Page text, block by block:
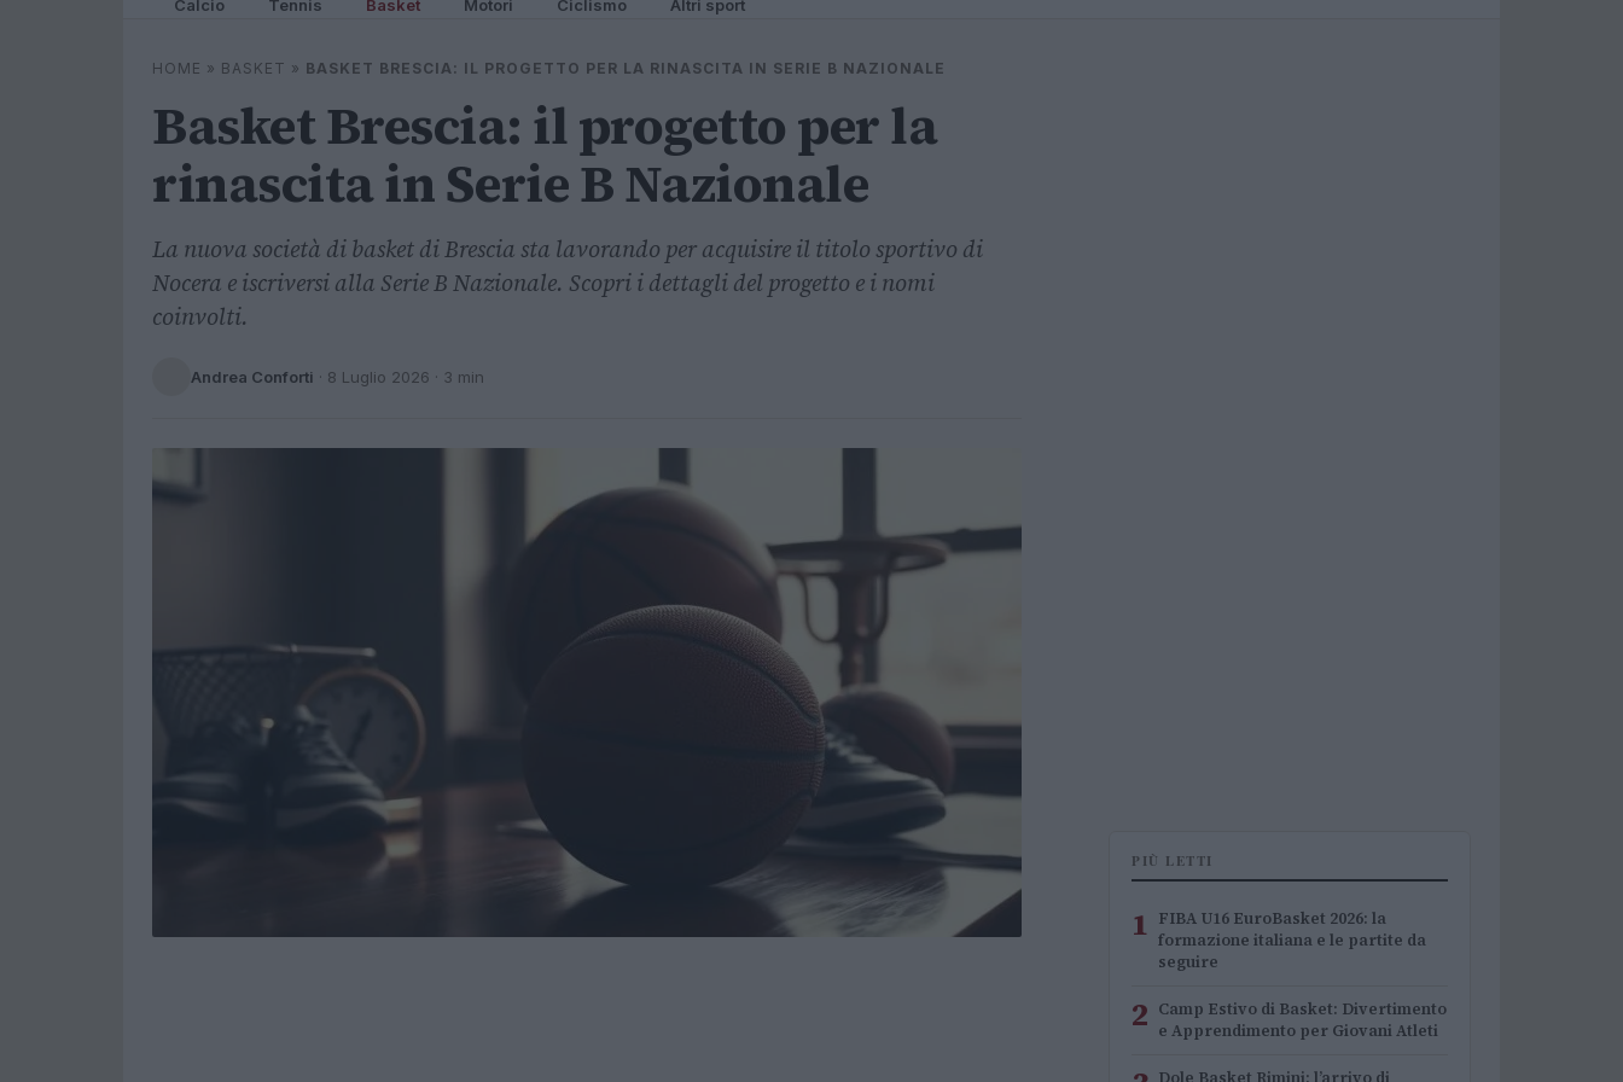
Calcio Tennis Basket Motori Ciclismo Altri sport
HOME » BASKET » BASKET BRESCIA: IL PROGETTO PER LA RINASCITA IN SERIE B NAZIONALE
Basket Brescia: il progetto per la
rinascita in Serie B Nazionale
La nuova società di basket di Brescia sta lavorando per acquisire il titolo sportivo di
Nocera e iscriversi alla Serie B Nazionale. Scopri i dettagli del progetto e i nomi
coinvolti.
Andrea Conforti · 8 Luglio 2026 · 3 min
PIÙ LETTI
1 FIBA U16 EuroBasket 2026: la
formazione italiana e le partite da
seguire
2 Camp Estivo di Basket: Divertimento
e Apprendimento per Giovani Atleti
Dole Basket Rimini: l’arrivo di